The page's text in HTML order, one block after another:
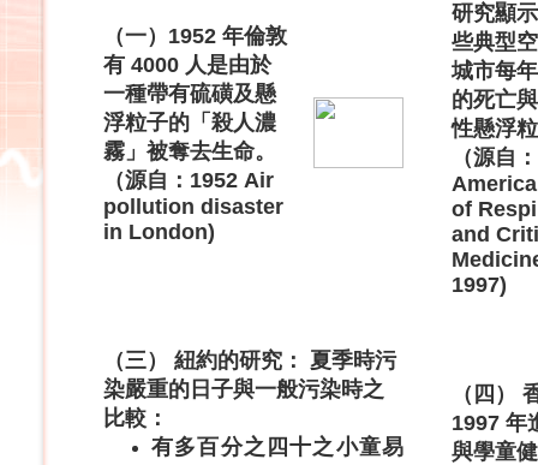
（一）1952 年倫敦
有 4000 人是由於
一種帶有硫磺及懸
浮粒子的「殺人濃
霧」被奪去生命。
（源自：1952 Air
pollution disaster
in London)
研究顯
些典型
城市每
的死亡
性懸浮
（源自：
of
and
1997)
（三） 紐約的研究： 夏季時污
染嚴重的日子與一般污染時之
比較：
有多百分之四十之小童易
（四）
1997 年
與學童